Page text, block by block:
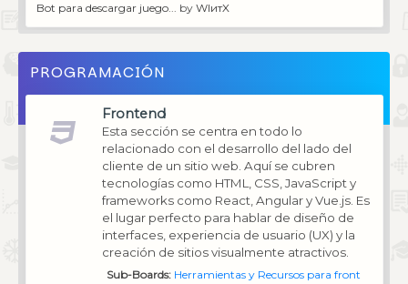
Bot para descargar juego... by WIитX
PROGRAMACIÓN
Frontend
Esta sección se centra en todo lo
relacionado con el desarrollo del lado del
cliente de un sitio web. Aquí se cubren
tecnologías como HTML, CSS, JavaScript y
frameworks como React, Angular y Vue.js. Es
el lugar perfecto para hablar de diseño de
interfaces, experiencia de usuario (UX) y la
creación de sitios visualmente atractivos.
Sub-Boards Herramientas y Recursos para front